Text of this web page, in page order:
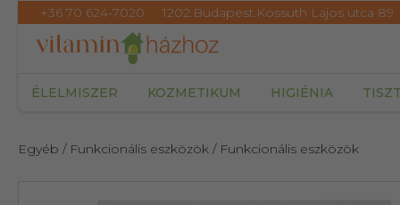
+36 70 624-7020 1202.Budapest.Kossuth Lajos utca 89
ÉLELMISZER KOZMETIKUM HIGIÉNIA
Egyéb / Funkcionális eszközök / Funkcionális eszközök